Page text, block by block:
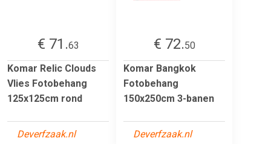
€ 71.63
Komar Relic Clouds
Vlies Fotobehang
125x125cm rond
Deverfzaak.nl
€ 72.50
Komar Bangkok
Fotobehang
150x250cm 3-banen
Deverfzaak.nl